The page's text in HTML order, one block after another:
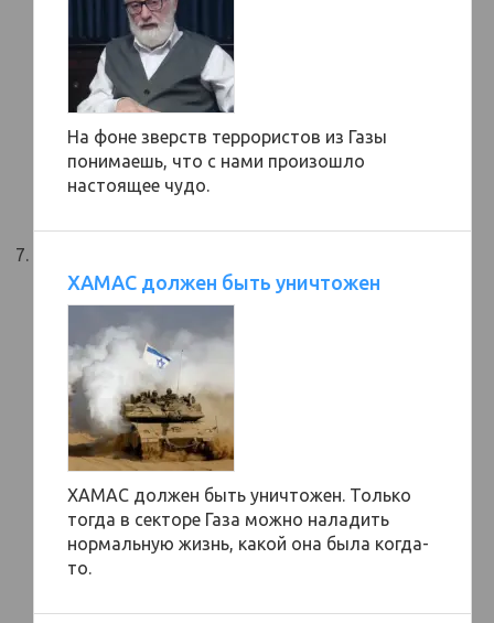
На фоне зверств террористов из Газы
понимаешь, что с нами произошло
настоящее чудо.
ХАМАС должен быть уничтожен
ХАМАС должен быть уничтожен. Только
тогда в секторе Газа можно наладить
нормальную жизнь, какой она была когда-
то.